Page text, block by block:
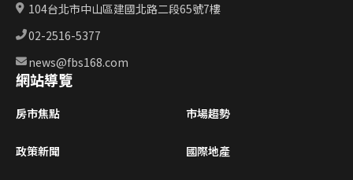
104台北市中山區建國北路二段65號7樓
02-2516-5377
news@fbs168.com
網站導覽
房市焦點 市場趨勢
政策新聞 國際地產